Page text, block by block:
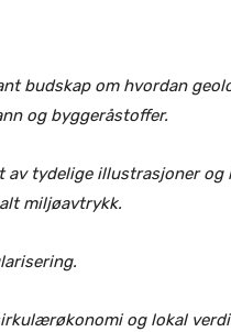
budskap om hvordan
og byggeråstoffer.
tydelige illustrasjoner og
miljøavtrykk.
og lokal